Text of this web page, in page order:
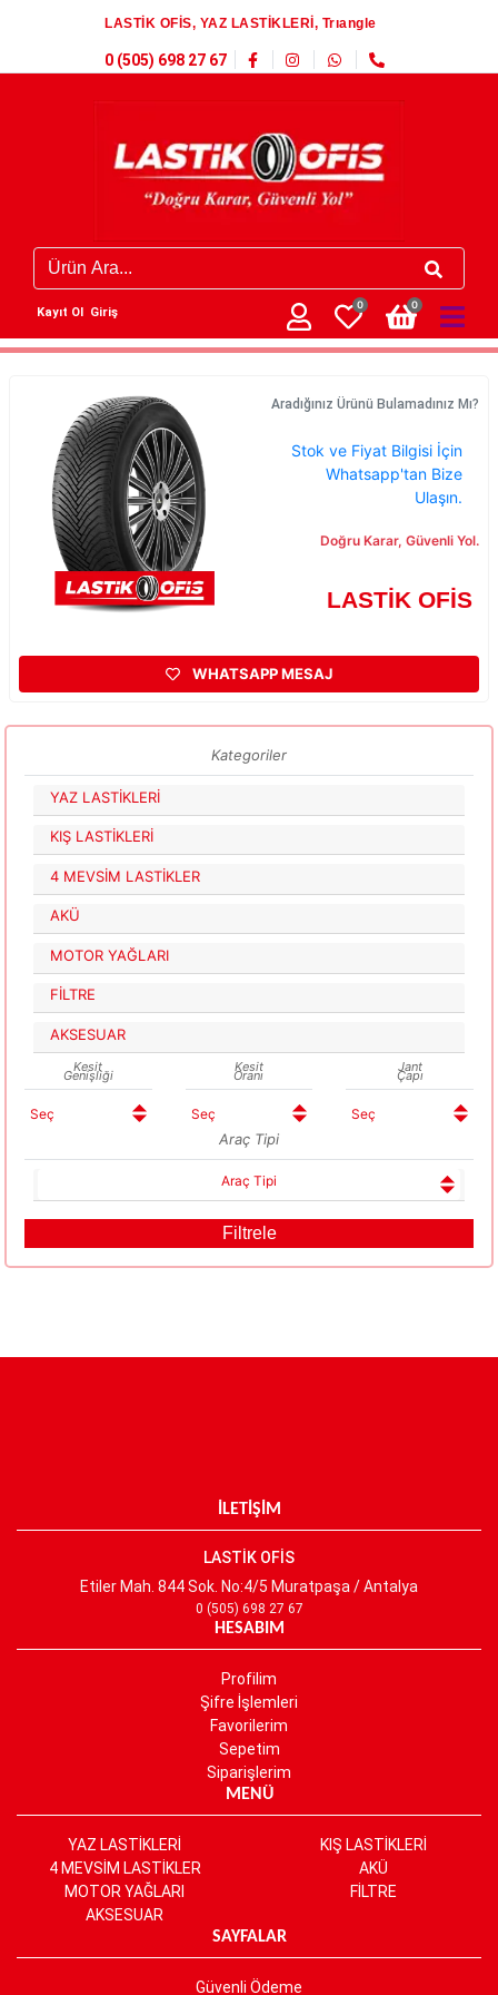
LASTİK OFİS, YAZ LASTİKLERİ, Trıangle
0 (505) 698 27 67
Kayıt Ol Giriş
0 0
Kategoriler
YAZ LASTİKLERİ
KIŞ LASTİKLERİ
4 MEVSİM LASTİKLER
AKÜ
MOTOR YAĞLARI
FİLTRE
AKSESUAR
Kesit
Genişliği
Kesit
Oranı
Jant
Çapı
Araç Tipi
Araç Tipi
Aradığınız Ürünü Bulamadınız Mı?
Stok ve Fiyat Bilgisi İçin
Whatsapp'tan Bize
Ulaşın.
Doğru Karar, Güvenli Yol.
LASTİK OFİS
WHATSAPP MESAJ
İLETİŞİM
LASTİK OFİS
Etiler Mah. 844 Sok. No:4/5 Muratpaşa / Antalya
0 (505) 698 27 67
HESABIM
Profilim
Şifre İşlemleri
Favorilerim
Sepetim
Siparişlerim
MENÜ
YAZ LASTİKLERİ
KIŞ LASTİKLERİ
4 MEVSİM LASTİKLER
AKÜ
MOTOR YAĞLARI
FİLTRE
AKSESUAR
SAYFALAR
Güvenli Ödeme